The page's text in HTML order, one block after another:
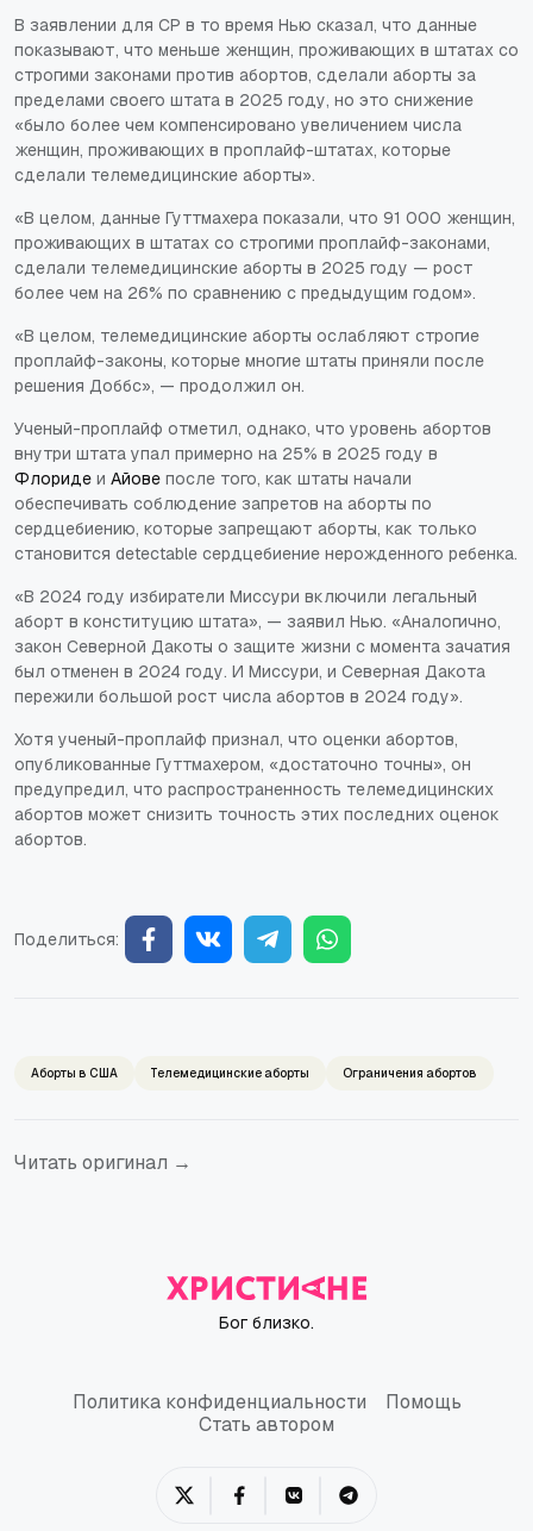
В заявлении для CP в то время Нью сказал, что данные
показывают, что меньше женщин, проживающих в штатах со
строгими законами против абортов, сделали аборты за
пределами своего штата в 2025 году, но это снижение
«было более чем компенсировано увеличением числа
женщин, проживающих в проплайф-штатах, которые
сделали телемедицинские аборты».
«В целом, данные Гуттмахера показали, что 91 000 женщин,
проживающих в штатах со строгими проплайф-законами,
сделали телемедицинские аборты в 2025 году — рост
более чем на 26% по сравнению с предыдущим годом».
«В целом, телемедицинские аборты ослабляют строгие
проплайф-законы, которые многие штаты приняли после
решения Доббс», — продолжил он.
Ученый-проплайф отметил, однако, что уровень абортов
внутри штата упал примерно на 25% в 2025 году в
Флориде и Айове после того, как штаты начали
обеспечивать соблюдение запретов на аборты по
сердцебиению, которые запрещают аборты, как только
становится detectable сердцебиение нерожденного ребенка.
«В 2024 году избиратели Миссури включили легальный
аборт в конституцию штата», — заявил Нью. «Аналогично,
закон Северной Дакоты о защите жизни с момента зачатия
был отменен в 2024 году. И Миссури, и Северная Дакота
пережили большой рост числа абортов в 2024 году».
Хотя ученый-проплайф признал, что оценки абортов,
опубликованные Гуттмахером, «достаточно точны», он
предупредил, что распространенность телемедицинских
абортов может снизить точность этих последних оценок
абортов.
Поделиться:
Аборты в США Телемедицинские аборты Ограничения абортов
Читать оригинал →
Бог близко.
Политика конфиденциальности
Политика конфиденциальности
Помощь
Стать автором